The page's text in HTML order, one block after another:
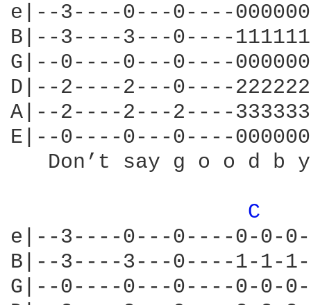
e|--3----0---0----
B|--3----3---0----
G|--0----0---0----
D|--2----2---0----
A|--2----2---2----
E|--0----0---0----
Don’t say g o o d b
C
e|--3----0---0----0-0-0-
B|--3----3---0----1-1-1-
G|--0----0---0----0-0-0-